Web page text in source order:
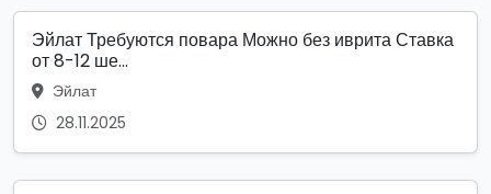
Эйлат Требуются повара Можно без иврита Ставка
от 8-12 ше...
Эйлат
28.11.2025